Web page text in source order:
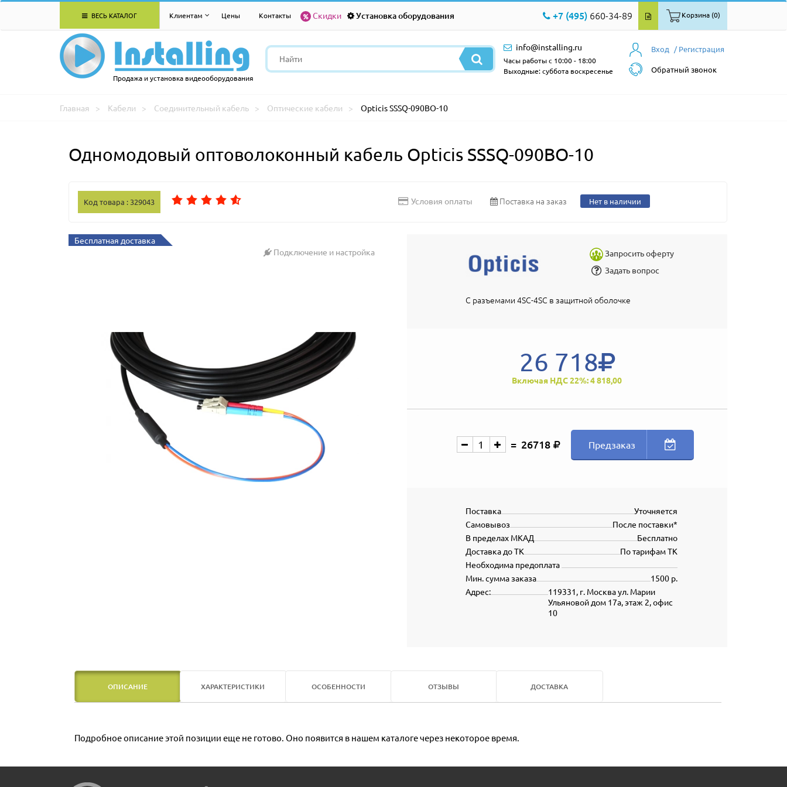
ВЕСЬ КАТАЛОГ Клиентам Цены Контакты Скидки Установка оборудования +7 (495) 660-34-89 Корзина (0)
Продажа и установка видеооборудования
Вход / Регистрация
Обратный звонок
info@installing.ru
Часы работы с 10:00 - 18:00
Выходные: суббота воскресенье
Главная Кабели Соединительный кабель Оптические кабели Opticis SSSQ-090BO-10
Одномодовый оптоволоконный кабель Opticis SSSQ-090BO-10
Код товара : 329043 Условия оплаты Поставка на заказ Нет в наличии
Бесплатная доставка
Подключение и настройка
Запросить оферту
Задать вопрос
С разъемами 4SC-4SC в защитной оболочке
26 718
Включая НДС 22%: 4 818,00
26718 Предзаказ
Уточняется
Поставка
После поставки*
Самовывоз
Бесплатно
В пределах МКАД
По тарифам ТК
Доставка до ТК
Необходима предоплата
1500 р.
Мин. сумма заказа
119331, г. Москва ул. Марии
Ульяновой дом 17а, этаж 2, офис
10
Адрес:
ОПИСАНИЕ ХАРАКТЕРИСТИКИ ОСОБЕННОСТИ ОТЗЫВЫ ДОСТАВКА
Подробное описание этой позиции еще не готово. Оно появится в нашем каталоге через некоторое время.